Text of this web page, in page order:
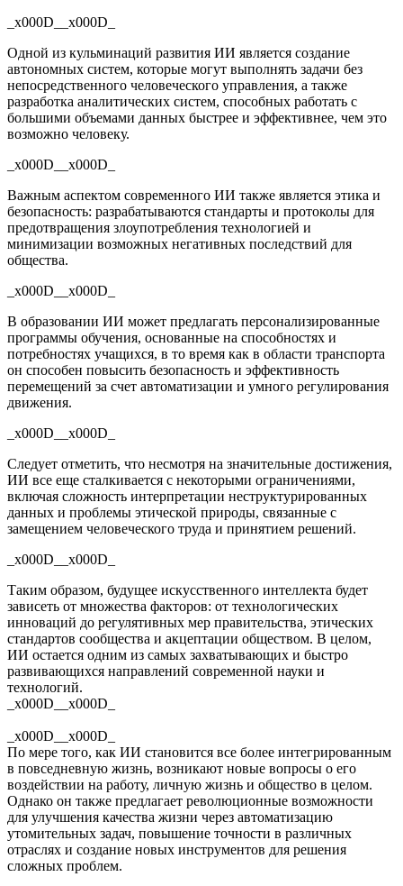
_x000D__x000D_
Одной из кульминаций развития ИИ является создание
автономных систем, которые могут выполнять задачи без
непосредственного человеческого управления, а также
разработка аналитических систем, способных работать с
большими объемами данных быстрее и эффективнее, чем это
возможно человеку.
_x000D__x000D_
Важным аспектом современного ИИ также является этика и
безопасность: разрабатываются стандарты и протоколы для
предотвращения злоупотребления технологией и
минимизации возможных негативных последствий для
общества.
_x000D__x000D_
В образовании ИИ может предлагать персонализированные
программы обучения, основанные на способностях и
потребностях учащихся, в то время как в области транспорта
он способен повысить безопасность и эффективность
перемещений за счет автоматизации и умного регулирования
движения.
_x000D__x000D_
Следует отметить, что несмотря на значительные достижения,
ИИ все еще сталкивается с некоторыми ограничениями,
включая сложность интерпретации неструктурированных
данных и проблемы этической природы, связанные с
замещением человеческого труда и принятием решений.
_x000D__x000D_
Таким образом, будущее искусственного интеллекта будет
зависеть от множества факторов: от технологических
инноваций до регулятивных мер правительства, этических
стандартов сообщества и акцептации обществом. В целом,
ИИ остается одним из самых захватывающих и быстро
развивающихся направлений современной науки и
технологий.
_x000D__x000D_
_x000D__x000D_
По мере того, как ИИ становится все более интегрированным
в повседневную жизнь, возникают новые вопросы о его
воздействии на работу, личную жизнь и общество в целом.
Однако он также предлагает революционные возможности
для улучшения качества жизни через автоматизацию
утомительных задач, повышение точности в различных
отраслях и создание новых инструментов для решения
сложных проблем.